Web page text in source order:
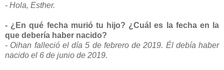
- Hola, Esther.
- ¿En qué fecha murió tu hijo? ¿Cuál es la fecha en la
que debería haber nacido?
- Oihan falleció el día 5 de febrero de 2019. Él debía haber
nacido el 6 de junio de 2019.